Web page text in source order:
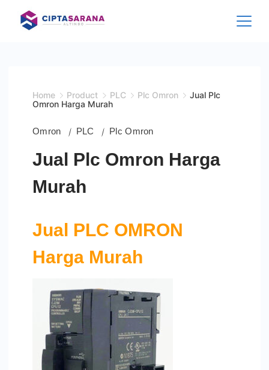
content
Home Product PLC Plc Omron
Jual Plc
Omron Harga Murah
Omron PLC Plc Omron
Jual Plc Omron Harga
Murah
Jual PLC OMRON
Harga Murah